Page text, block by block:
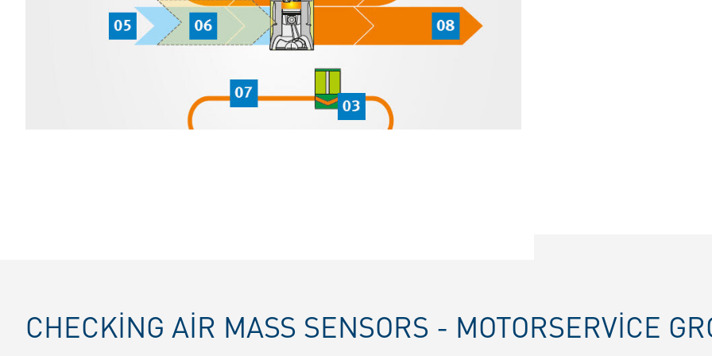
CHECKING AIR MASS SENSORS - MOTORSERVICE